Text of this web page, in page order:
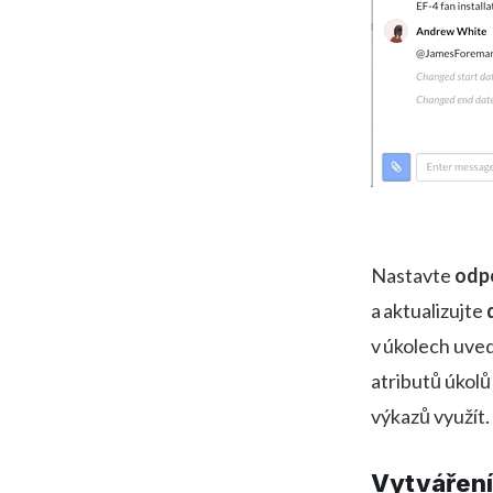
Nastavte
a aktualizujte
v úkolech
atributů
výkazů využít.